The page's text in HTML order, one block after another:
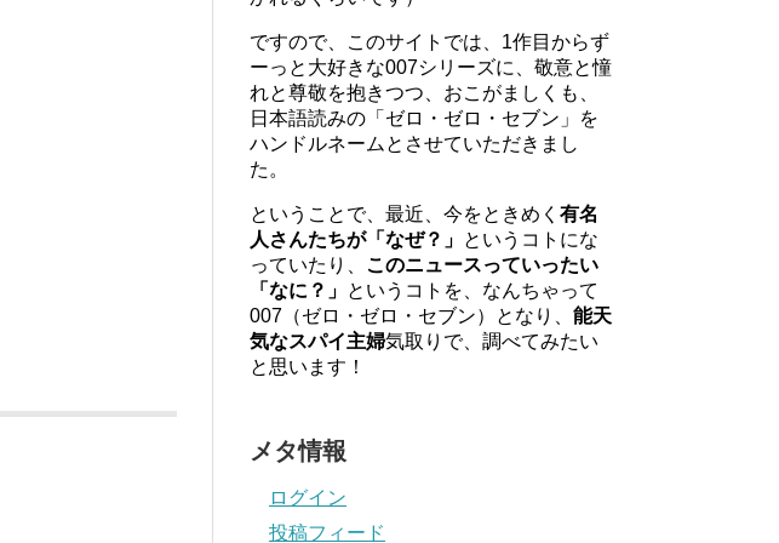
ですので、このサイトでは、1作目からず
ーっと大好きな007シリーズに、敬意と憧
れと尊敬を抱きつつ、おこがましくも、
日本語読みの「ゼロ・ゼロ・セブン」を
ハンドルネームとさせていただきまし
た。
ということで、最近、今をときめく 有名
人さんたちが「なぜ？」 というコトにな
っていたり、 このニュースっていったい
「なに？」 というコトを、なんちゃって
007（ゼロ・ゼロ・セブン）となり、 能天
気なスパイ主婦気取りで、調べてみたい
と思います！
メタ情報
ログイン
投稿フィード